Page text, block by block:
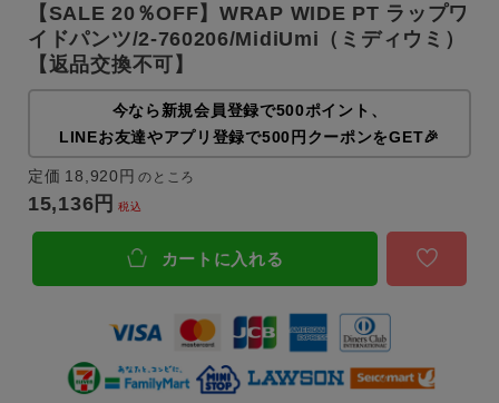
【SALE 20％OFF】WRAP WIDE PT ラップワ
イドパンツ/2-760206/MidiUmi（ミディウミ）
【返品交換不可】
今なら新規会員登録で500ポイント、
LINEお友達やアプリ登録で500円クーポンをGET🎉
定価 18,920 のところ
15,136 税込
カートに入れる